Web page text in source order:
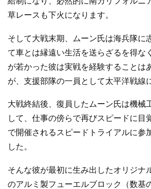
草レースも下火になります。
そして大戦末期、ムーン氏は海兵隊に
て車とは縁遠い生活を送らざるを得な
が若かった彼は実戦を経験することは
が、支援部隊の一員として太平洋戦線
大戦終結後、復員したムーン氏は機械
して、仕事の傍らで再びスピードに目
で開催されるスピードトライアルに参
した。
そんな彼が最初に生み出したオリジナ
のアルミ製フューエルブロック（数基